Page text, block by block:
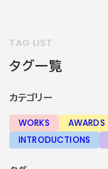
TAG LIST
タグ一覧
カテゴリー
WORKS AWARDS
INTRODUCTIONS